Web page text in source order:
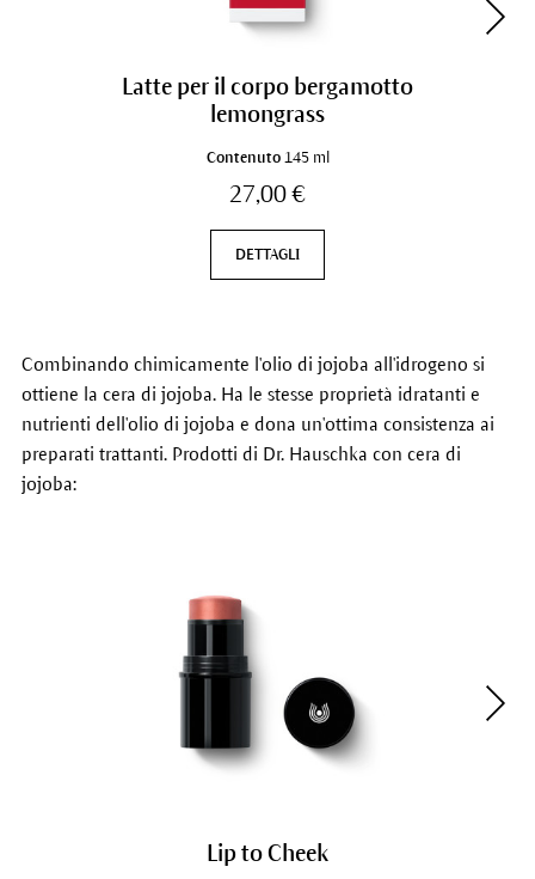
Latte per il corpo bergamotto
lemongrass
Contenuto 145 ml
27,00 €
DETTAGLI
Combinando chimicamente l'olio di jojoba all'idrogeno si
ottiene la cera di jojoba. Ha le stesse proprietà idratanti e
nutrienti dell'olio di jojoba e dona un'ottima consistenza ai
preparati trattanti. Prodotti di Dr. Hauschka con cera di
jojoba:
Lip to Cheek